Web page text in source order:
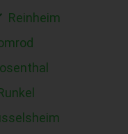
Reinheim